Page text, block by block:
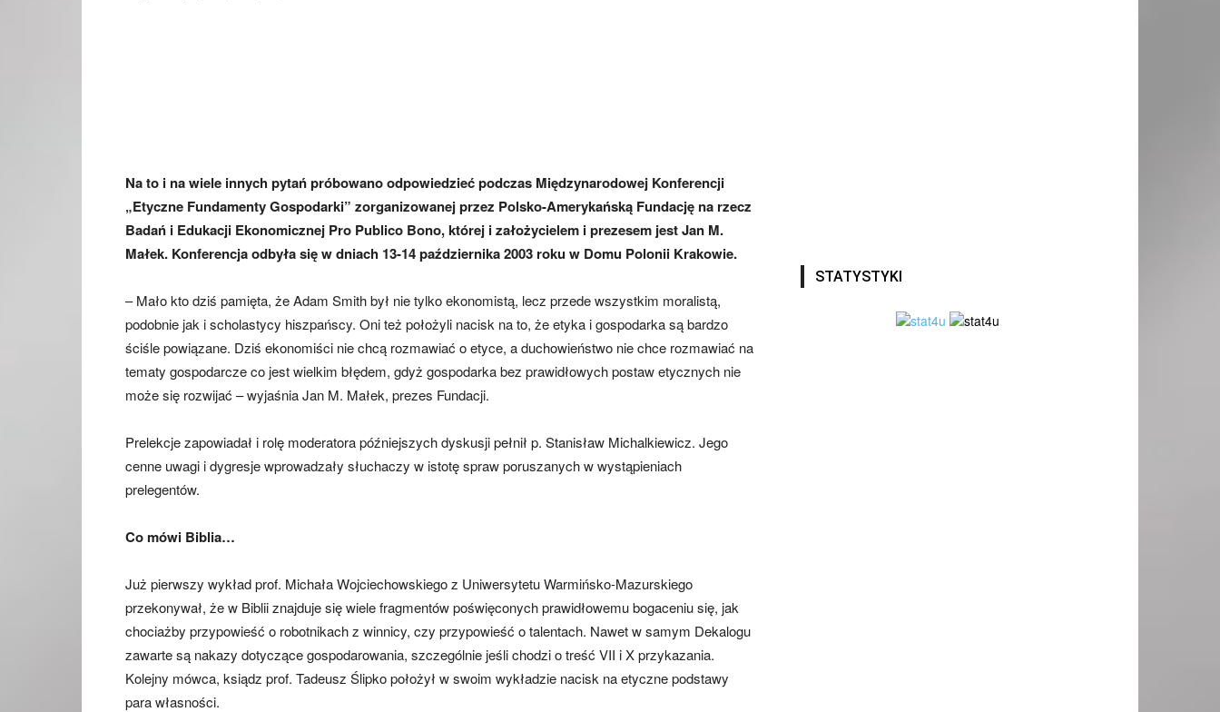
Na to i na wiele innych pytań próbowano odpowiedzieć podczas Międzynarodowej Konferencji
„Etyczne Fundamenty Gospodarki” zorganizowanej przez Polsko-Amerykańską Fundację na rzecz
Badań i Edukacji Ekonomicznej Pro Publico Bono, której i założycielem i prezesem jest Jan M.
Małek. Konferencja odbyła się w dniach 13-14 października 2003 roku w Domu Polonii Krakowie.
– Mało kto dziś pamięta, że Adam Smith był nie tylko ekonomistą, lecz przede wszystkim moralistą,
podobnie jak i scholastycy hiszpańscy. Oni też położyli nacisk na to, że etyka i gospodarka są bardzo
ściśle powiązane. Dziś ekonomiści nie chcą rozmawiać o etyce, a duchowieństwo nie chce rozmawiać na
tematy gospodarcze co jest wielkim błędem, gdyż gospodarka bez prawidłowych postaw etycznych nie
może się rozwijać – wyjaśnia Jan M. Małek, prezes Fundacji.
Prelekcje zapowiadał i rolę moderatora późniejszych dyskusji pełnił p. Stanisław Michalkiewicz. Jego
cenne uwagi i dygresje wprowadzały słuchaczy w istotę spraw poruszanych w wystąpieniach
prelegentów.
Co mówi Biblia…
Już pierwszy wykład prof. Michała Wojciechowskiego z Uniwersytetu Warmińsko-Mazurskiego
przekonywał, że w Biblii znajduje się wiele fragmentów poświęconych prawidłowemu bogaceniu się, jak
chociażby przypowieść o robotnikach z winnicy, czy przypowieść o talentach. Nawet w samym Dekalogu
zawarte są nakazy dotyczące gospodarowania, szczególnie jeśli chodzi o treść VII i X przykazania.
Kolejny mówca, ksiądz prof. Tadeusz Ślipko położył w swoim wykładzie nacisk na etyczne podstawy
para własności.
STATYSTYKI